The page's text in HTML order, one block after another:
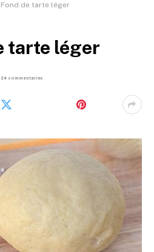
Fond de tarte léger
tarte léger
24 commentaires